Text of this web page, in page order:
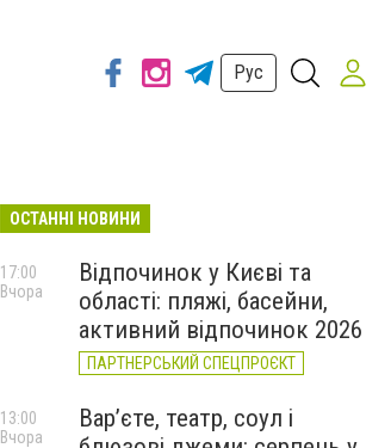
Рус
ОСТАННІ НОВИНИ
Відпочинок у Києві та
області: пляжі, басейни,
активний відпочинок 2026
ПАРТНЕРСЬКИЙ СПЕЦПРОЄКТ
17:00
Вчора
Вар’єте, театр, соул і
13:00
Вчора